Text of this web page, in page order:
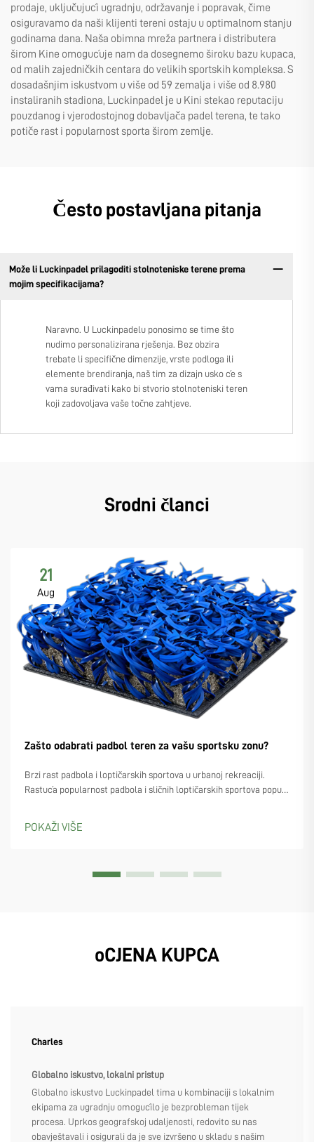
prodaje, uključujući ugradnju, održavanje i popravak, čime
osiguravamo da naši klijenti tereni ostaju u optimalnom stanju
godinama dana. Naša obimna mreža partnera i distributera
širom Kine omogućuje nam da dosegnemo široku bazu kupaca,
od malih zajedničkih centara do velikih sportskih kompleksa. S
dosadašnjim iskustvom u više od 59 zemalja i više od 8.980
instaliranih stadiona, Luckinpadel je u Kini stekao reputaciju
pouzdanog i vjerodostojnog dobavljača padel terena, te tako
potiče rast i popularnost sporta širom zemlje.
Često postavljana pitanja
Može li Luckinpadel prilagoditi stolnoteniske terene prema
mojim specifikacijama?
Naravno. U Luckinpadelu ponosimo se time što
nudimo personalizirana rješenja. Bez obzira
trebate li specifične dimenzije, vrste podloga ili
elemente brendiranja, naš tim za dizajn usko će s
vama surađivati kako bi stvorio stolnoteniski teren
koji zadovoljava vaše točne zahtjeve.
Srodni članci
21
Aug
Zašto odabrati padbol teren za vašu sportsku zonu?
Brzi rast padbola i loptičarskih sportova u urbanoj rekreaciji.
Rastuća popularnost padbola i sličnih loptičarskih sportova poput
obzir izgradnju padbol terena, posebno s obzirom na to da ljudi sve
više...
POKAŽI VIŠE
oCJENA KUPCA
Charles
Globalno iskustvo, lokalni pristup
Globalno iskustvo Luckinpadel tima u kombinaciji s lokalnim
ekipama za ugradnju omogućilo je bezprobleman tijek
procesa. Uprkos geografskoj udaljenosti, redovito su nas
obavještavali i osigurali da je sve izvršeno u skladu s našim